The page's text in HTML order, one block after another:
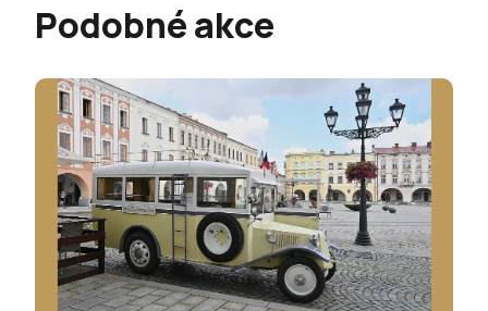
Podobné akce